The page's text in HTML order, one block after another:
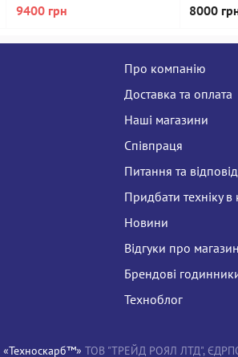
9400 грн 8000
Про компанію
Доставка та оплата
Наші магазини
Співпраця
Питання та
Придбати техніку в
Новини
Відгуки про магазин
Брендові
Техноблог
«Техноскарб™» ТОВ "ТРЕЙД РОЯЛ ЛТД",